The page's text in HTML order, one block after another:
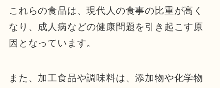
これらの食品は、現代人の食事の比重が高く
なり、成人病などの健康問題を引き起こす原
因となっています。
また、加工食品や調味料は、添加物や化学物